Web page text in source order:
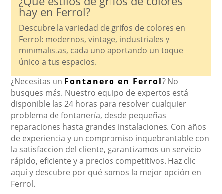
hay en Ferrol?
Descubre la variedad de grifos de colores en
Ferrol: modernos, vintage, industriales y
minimalistas, cada uno aportando un toque
único a tus espacios.
¿Necesitas un Fontanero en Ferrol? No
busques más. Nuestro equipo de expertos está
disponible las 24 horas para resolver cualquier
problema de fontanería, desde pequeñas
reparaciones hasta grandes instalaciones. Con años
de experiencia y un compromiso inquebrantable con
la satisfacción del cliente, garantizamos un servicio
rápido, eficiente y a precios competitivos. Haz clic
aquí y descubre por qué somos la mejor opción en
Ferrol.